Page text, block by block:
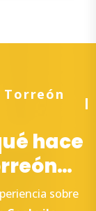
Torreón
hace
sobre